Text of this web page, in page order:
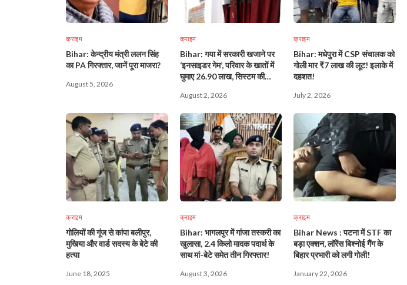
क्राइम
Bihar: केन्द्रीय मंत्री ललन सिंह
का PA गिरफ्तार, जानें पूरा माजरा?
August 5, 2026
क्राइम
Bihar: गया में सरकारी खजाने पर
‘इनसाइडर गेम’, परिवार के खातों में
घुमाए 26.90 लाख, सिस्टम की
August 2, 2026
क्राइम
Bihar: मधेपुरा में CSP संचालक को
गोली मार ₹7 लाख की लूट! इलाके में
दहशत!
July 2, 2026
क्राइम
गोलियों की गूंज से कांपा बलीपुर,
मुखिया और वार्ड सदस्य के बेटे की
हत्या
June 18, 2025
क्राइम
Bihar: भागलपुर में गांजा तस्करी का
खुलासा, 2.4 किलो मादक पदार्थ के
साथ मां-बेटे समेत तीन गिरफ्तार!
August 3, 2026
क्राइम
Bihar News : पटना में STF का
बड़ा एक्शन, लॉरेंस बिश्नोई गैंग के
बिहार प्रभारी को लगी गोली!
January 22, 2026